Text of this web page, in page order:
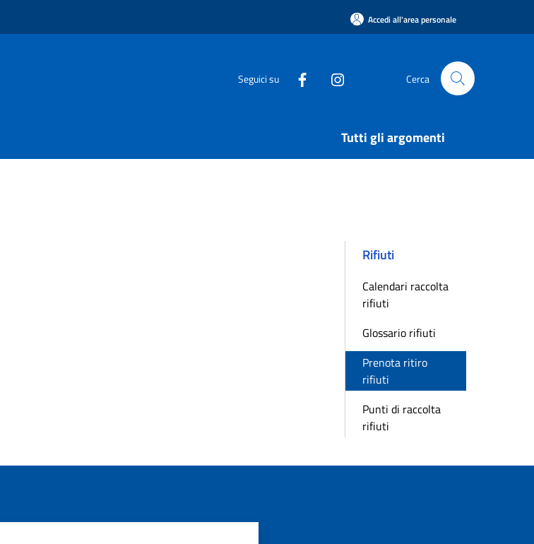
Accedi all'area personale
Seguici su Cerca
Tutti gli argomenti
Rifiuti
Calendari raccolta
rifiuti
Glossario rifiuti
Prenota ritiro
rifiuti
Punti di raccolta
rifiuti